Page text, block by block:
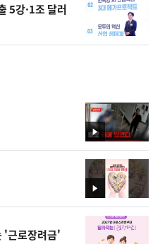
5강·1조 달러
영
상
영
상
'근로장려금'